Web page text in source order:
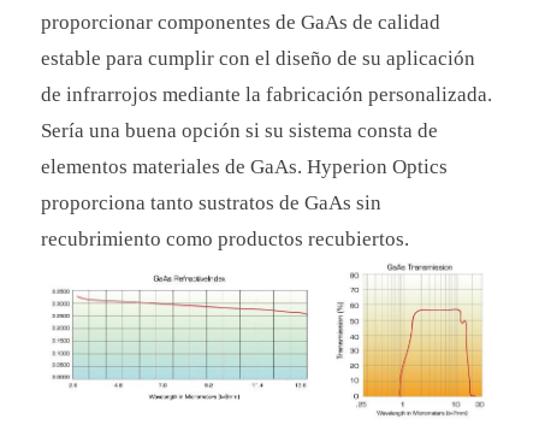
proporcionar componentes de GaAs de calidad
estable para cumplir con el diseño de su aplicación
de infrarrojos mediante la fabricación personalizada.
Sería una buena opción si su sistema consta de
elementos materiales de GaAs. Hyperion Optics
proporciona tanto sustratos de GaAs sin
recubrimiento como productos recubiertos.